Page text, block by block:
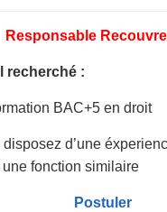
Responsable
recherché :
BAC+5 en droit
disposez d’une
fonction similaire
Postuler